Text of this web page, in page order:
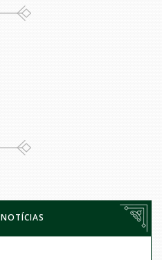
NOTÍCIAS